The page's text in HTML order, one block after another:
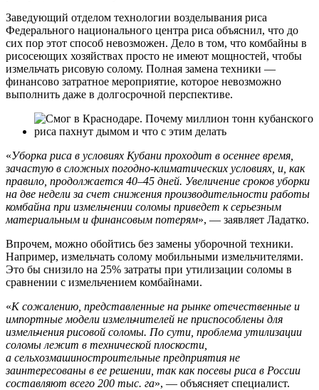
Заведующий отделом технологии возделывания риса
Федерального национального центра риса объяснил, что до
сих пор этот способ невозможен. Дело в том, что комбайны в
рисосеющих хозяйствах просто не имеют мощностей, чтобы
измельчать рисовую солому. Полная замена техники —
финансово затратное мероприятие, которое невозможно
выполнить даже в долгосрочной перспективе.
«Уборка риса в условиях Кубани проходит в осеннее время,
зачастую в сложных погодно-климатических условиях, и, как
правило, продолжается 40–45 дней. Увеличение сроков уборки
на две недели за счет снижения производительности работы
комбайна при измельчении соломы приведет к серьезным
материальным и финансовым потерям», — заявляет Ладатко.
Впрочем, можно обойтись без замены уборочной техники.
Например, измельчать солому мобильными измельчителями.
Это бы снизило на 25% затраты при утилизации соломы в
сравнении с измельчением комбайнами.
«К сожалению, представленные на рынке отечественные и
импортные модели измельчителей не приспособлены для
измельчения рисовой соломы. По сути, проблема утилизации
соломы лежит в технической плоскости,
а сельхозмашиностроительные предприятия не
заинтересованы в ее решении, так как посевы риса в России
составляют всего 200 тыс. га», — объясняет специалист.